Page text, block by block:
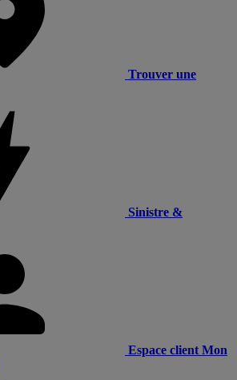
Trouver une
Sinistre &
Espace client Mon